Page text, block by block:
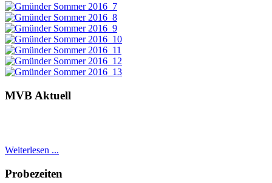
MVB Aktuell
Weiterlesen ...
Probezeiten